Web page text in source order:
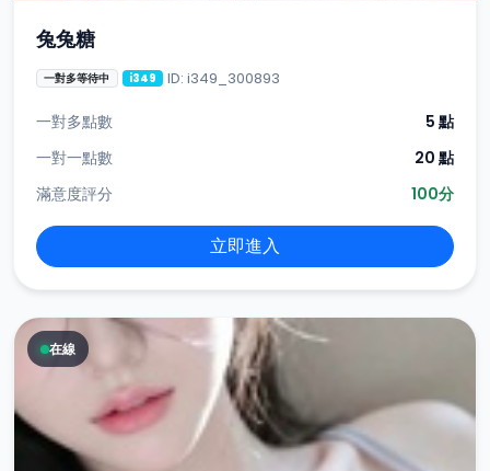
兔兔糖
一對多等待中 i349 ID: i349_300893
一對多點數
5 點
一對一點數
20 點
滿意度評分
100分
立即進入
在線